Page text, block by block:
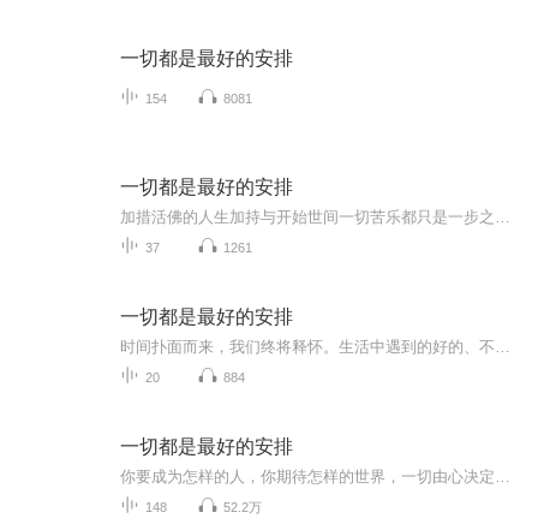
一切都是最好的安排
154 8081
一切都是最好的安排
37 1261
一切都是最好的安排
20 884
一切都是最好的安排
148 52.2万